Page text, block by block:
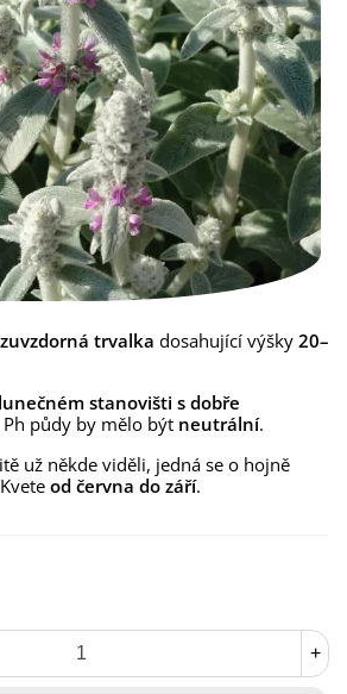
trvalka dosahující výšky 20–
stanovišti s dobře
Ph půdy by mělo být neutrální.
už někde viděli, jedná se o hojně
od června do září.
+